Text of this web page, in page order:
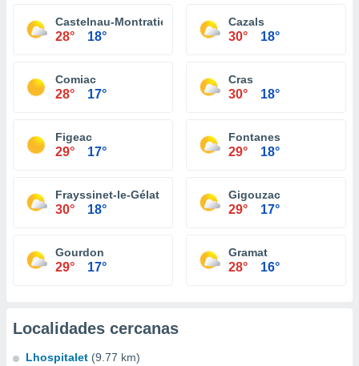
Castelnau-Montratier
28° 18°
Cazals
30° 18°
Comiac
28° 17°
Cras
30° 18°
Figeac
29° 17°
Fontanes
29° 18°
Frayssinet-le-Gélat
30° 18°
Gigouzac
29° 17°
Gourdon
29° 17°
Gramat
28° 16°
Localidades cercanas
Lhospitalet (9.77 km)